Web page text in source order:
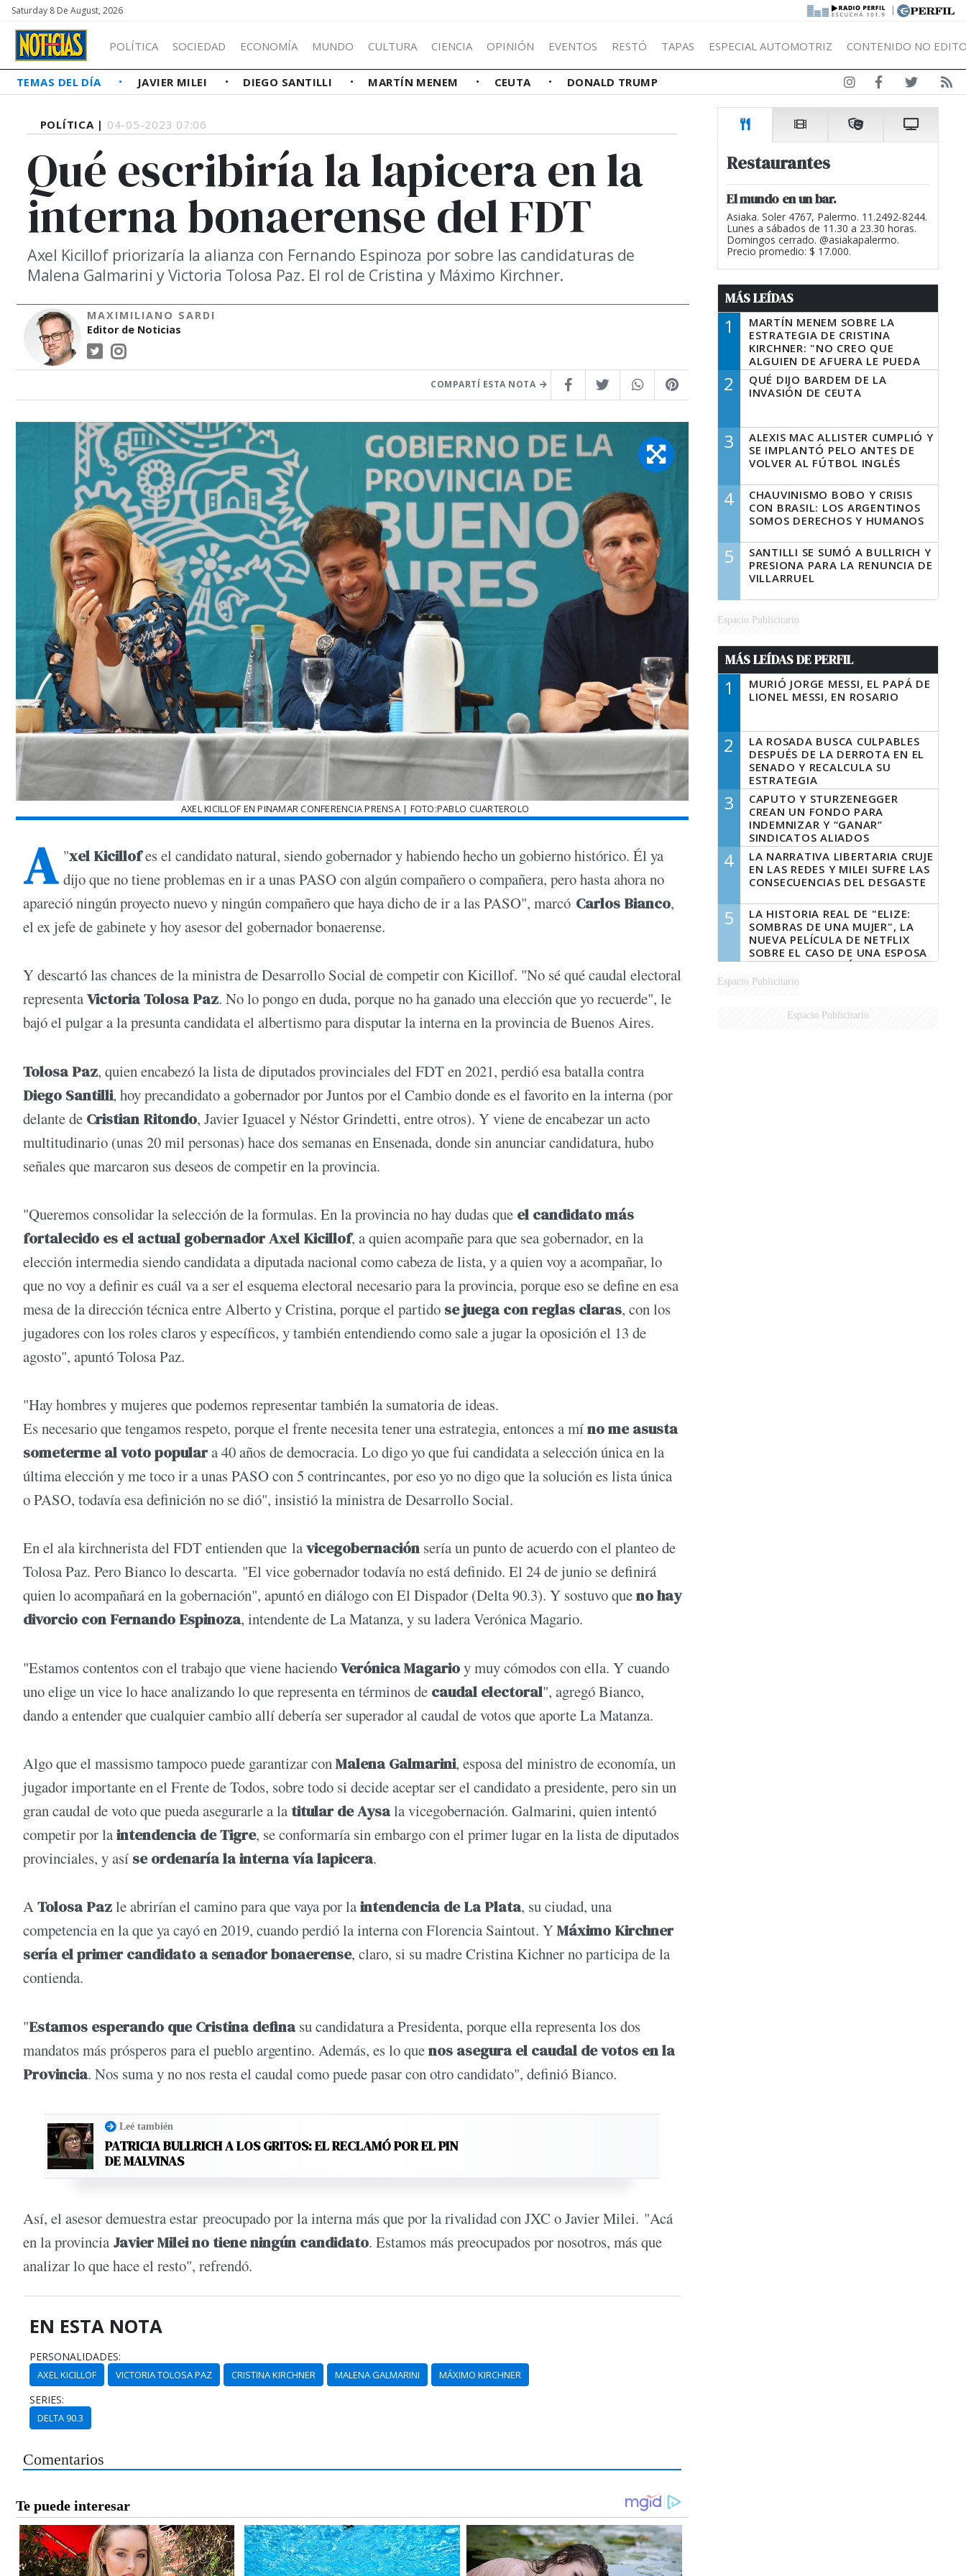
Saturday 8 De August, 2026 |
POLÍTICA SOCIEDAD ECONOMÍA MUNDO CULTURA CIENCIA OPINIÓN EVENTOS RESTÓ TAPAS ESPECIAL AUTOMOTRIZ CONTENIDO NO
TEMAS DEL DÍA JAVIER MILEI DIEGO SANTILLI MARTÍN MENEM CEUTA DONALD TRUMP
POLÍTICA | 04-05-2023 07:06
Qué escribiría la lapicera en la
interna bonaerense del FDT
Axel Kicillof priorizaría la alianza con Fernando Espinoza por sobre las candidaturas de
Malena Galmarini y Victoria Tolosa Paz. El rol de Cristina y Máximo Kirchner.
MAXIMILIANO SARDI
Editor de Noticias
COMPARTÍ ESTA NOTA
AXEL KICILLOF EN PINAMAR CONFERENCIA PRENSA | FOTO:PABLO CUARTEROLO
"
A xel Kicillofes el candidato natural, siendo gobernador y habiendo hecho un gobierno histórico. Él ya
dijo que no tiene problemas en ir a unas PASO con algún compañero o compañera, pero hasta ahora no
apareció ningún proyecto nuevo y ningún compañero que haya dicho de ir a las PASO", marcó Carlos Bianco,
el ex jefe de gabinete y hoy asesor del gobernador bonaerense.
Y descartó las chances de la ministra de Desarrollo Social de competir con Kicillof. "No sé qué caudal electoral
representaVictoria Tolosa Paz. No lo pongo en duda, porque no ha ganado una elección que yo recuerde", le
bajó el pulgar a la presunta candidata el albertismo para disputar la interna en la provincia de Buenos Aires.
Tolosa Paz, quien encabezó la lista de diputados provinciales del FDT en 2021, perdió esa batalla contra
Diego Santilli, hoy precandidato a gobernador por Juntos por el Cambio donde es el favorito en la interna (por
delante de Cristian Ritondo, Javier Iguacel y Néstor Grindetti, entre otros). Y viene de encabezar un acto
multitudinario (unas 20 mil personas) hace dos semanas en Ensenada, donde sin anunciar candidatura, hubo
señales que marcaron sus deseos de competir en la provincia.
"Queremos consolidar la selección de la formulas. En la provincia no hay dudas que el candidato más
fortalecido es el actual gobernador Axel Kicillof, a quien acompañe para que sea gobernador, en la
elección intermedia siendo candidata a diputada nacional como cabeza de lista, y a quien voy a acompañar, lo
que no voy a definir es cuál va a ser el esquema electoral necesario para la provincia, porque eso se define en esa
mesa de la dirección técnica entre Alberto y Cristina, porque el partido se juega con reglas claras, con los
jugadores con los roles claros y específicos, y también entendiendo como sale a jugar la oposición el 13 de
agosto", apuntó Tolosa Paz.
"Hay hombres y mujeres que podemos representar también la sumatoria de ideas.
Es necesario que tengamos respeto, porque el frente necesita tener una estrategia, entonces a míno me asusta
someterme al voto populara 40 años de democracia. Lo digo yo que fui candidata a selección única en la
última elección y me toco ir a unas PASO con 5 contrincantes, por eso yo no digo que la solución es lista única
o PASO, todavía esa definición no se dió", insistió la ministra de Desarrollo Social.
En el ala kirchnerista del FDT entienden que lavicegobernación sería un punto de acuerdo con el planteo de
Tolosa Paz. Pero Bianco lo descarta. "El vice gobernador todavía no está definido. El 24 de junio se definirá
quien lo acompañará en la gobernación", apuntó en diálogo con El Dispador (Delta 90.3). Y sostuvo queno hay
divorcio con Fernando Espinoza, intendente de La Matanza, y su ladera Verónica Magario.
"Estamos contentos con el trabajo que viene haciendoVerónica Magarioy muy cómodos con ella. Y cuando
uno elige un vice lo hace analizando lo que representa en términos de caudal electoral", agregó Bianco,
dando a entender que cualquier cambio allí debería ser superador al caudal de votos que aporte La Matanza.
Algo que el massismo tampoco puede garantizar conMalena Galmarini, esposa del ministro de economía, un
jugador importante en el Frente de Todos, sobre todo si decide aceptar ser el candidato a presidente, pero sin un
gran caudal de voto que pueda asegurarle a latitular de Aysala vicegobernación. Galmarini, quien intentó
competir por laintendencia de Tigre, se conformaría sin embargo con el primer lugar en la lista de diputados
provinciales, y así se ordenaría la interna vía lapicera.
ATolosa Pazle abrirían el camino para que vaya por laintendencia de La Plata, su ciudad, una
competencia en la que ya cayó en 2019, cuando perdió la interna con Florencia Saintout. YMáximo Kirchner
sería el primer candidato a senador bonaerense, claro, si su madre Cristina Kichner no participa de la
contienda.
"Estamos esperando que Cristina definasu candidatura a Presidenta, porque ella representa los dos
mandatos más prósperos para el pueblo argentino. Además, es lo quenos asegura el caudal de votos en la
Provincia. Nos suma y no nos resta el caudal como puede pasar con otro candidato", definió Bianco.
Leé también
PATRICIA BULLRICH A LOS GRITOS: EL RECLAMÓ POR EL PIN
DE MALVINAS
Así, el asesor demuestra estar preocupado por la interna más que por la rivalidad con JXC o Javier Milei. "Acá
en la provincia Javier Milei no tiene ningún candidato. Estamos más preocupados por nosotros, más que
analizar lo que hace el resto", refrendó.
EN ESTA NOTA
PERSONALIDADES:
AXEL KICILLOF VICTORIA TOLOSA PAZ CRISTINA KIRCHNER MALENA GALMARINI MÁXIMO KIRCHNER
SERIES:
DELTA 90.3
Comentarios
Restaurantes
El mundo en un bar.
Asiaka. Soler 4767, Palermo. 11.2492-8244.
Lunes a sábados de 11.30 a 23.30 horas.
Domingos cerrado. @asiakapalermo.
Precio promedio: $ 17.000.
MÁS LEÍDAS
1
MARTÍN MENEM SOBRE LA
ESTRATEGIA DE CRISTINA
KIRCHNER: "NO CREO QUE
ALGUIEN DE AFUERA LE PUEDA
DECIR A LA JUSTICIA LO QUE
TIENE QUE HACER"
2
QUÉ DIJO BARDEM DE LA
INVASIÓN DE CEUTA
3
ALEXIS MAC ALLISTER CUMPLIÓ Y
SE IMPLANTÓ PELO ANTES DE
VOLVER AL FÚTBOL INGLÉS
4
CHAUVINISMO BOBO Y CRISIS
CON BRASIL: LOS ARGENTINOS
SOMOS DERECHOS Y HUMANOS
5
SANTILLI SE SUMÓ A BULLRICH Y
PRESIONA PARA LA RENUNCIA DE
VILLARRUEL
Espacio Publicitario
MÁS LEÍDAS DE PERFIL
1
MURIÓ JORGE MESSI, EL PAPÁ DE
LIONEL MESSI, EN ROSARIO
2
LA ROSADA BUSCA CULPABLES
DESPUÉS DE LA DERROTA EN EL
SENADO Y RECALCULA SU
ESTRATEGIA
3
CAPUTO Y STURZENEGGER
CREAN UN FONDO PARA
INDEMNIZAR Y “GANAR”
SINDICATOS ALIADOS
4
LA NARRATIVA LIBERTARIA CRUJE
EN LAS REDES Y MILEI SUFRE LAS
CONSECUENCIAS DEL DESGASTE
5
LA HISTORIA REAL DE "ELIZE:
SOMBRAS DE UNA MUJER", LA
NUEVA PELÍCULA DE NETFLIX
SOBRE EL CASO DE UNA ESPOSA
QUE DESCUARTIZÓ A SU
MARIDO
Espacio Publicitario
Espacio Publicitario